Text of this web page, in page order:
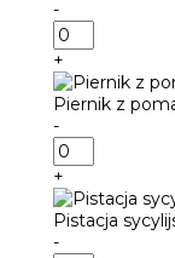
(13g)
-
ilość
Owoce
leśne
(13g)
+
Piernik z
-
ilość
Piernik
z
(13g)
+
Pistacja
-